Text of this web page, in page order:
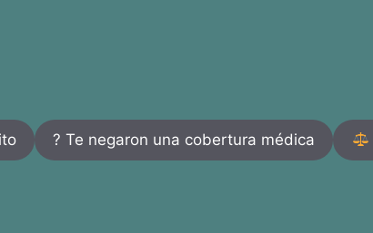
? Te negaron una cobertura médica